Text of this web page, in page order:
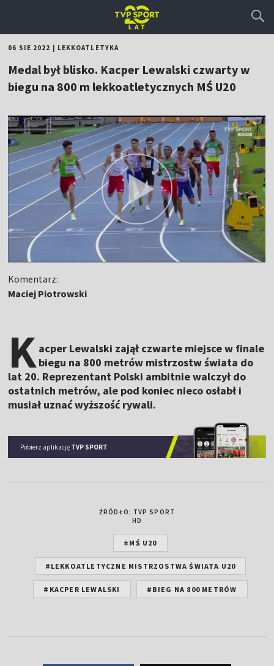
06 SIE 2022 LEKKOATLETYKA
Medal był blisko. Kacper Lewalski czwarty w
biegu na 800 m lekkoatletycznych MŚ U20
Komentarz:
Maciej Piotrowski
Kacper Lewalski zajął czwarte miejsce w finale
biegu na 800 metrów mistrzostw świata do
lat 20. Reprezentant Polski ambitnie walczył do
ostatnich metrów, ale pod koniec nieco osłabł i
musiał uznać wyższość rywali.
Pobierz aplikację TVP SPORT
ŹRÓDŁO: TVP SPORT
HD
#MŚ U20
#LEKKOATLETYCZNE MISTRZOSTWA ŚWIATA U20
#KACPER LEWALSKI #BIEG NA 800 METRÓW